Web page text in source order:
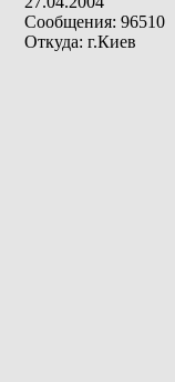
Сообщения: 96510
Откуда: г.Киев